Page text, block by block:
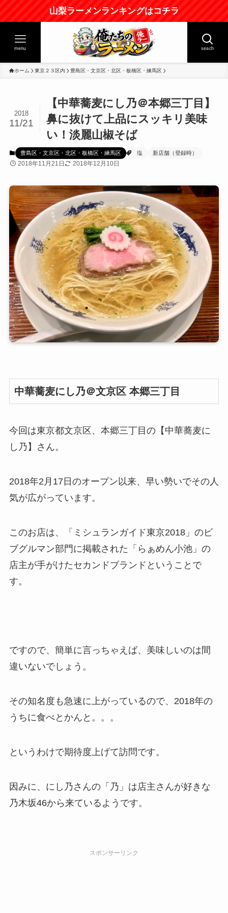
山梨ラーメンランキングはコチラ
seach
menu
ホーム 東京２３区内 豊島区・文京区・北区・板橋区・練馬区
【中華蕎麦にし乃＠本郷三丁目】
鼻に抜けて上品にスッキリ美味
い！淡麗山椒そば
2018
11/21
豊島区・文京区・北区・板橋区・練馬区 塩 新店舗（登録時）
2018年11月21日 2018年12月10日
中華蕎麦にし乃＠文京区 本郷三丁目
今回は東京都文京区、本郷三丁目の【中華蕎麦に
し乃】さん。
2018年2月17日のオープン以来、早い勢いでその人
気が広がっています。
このお店は、「ミシュランガイド東京2018」のビ
ブグルマン部門に掲載された「らぁめん小池」の
店主が手がけたセカンドブランドということで
す。
ですので、簡単に言っちゃえば、美味しいのは間
違いないでしょう。
その知名度も急速に上がっているので、2018年の
うちに食べとかんと。。。
というわけで期待度上げて訪問です。
因みに、にし乃さんの「乃」は店主さんが好きな
乃木坂46から来ているようです。
スポンサーリンク